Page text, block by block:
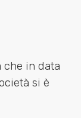
che in data
si è